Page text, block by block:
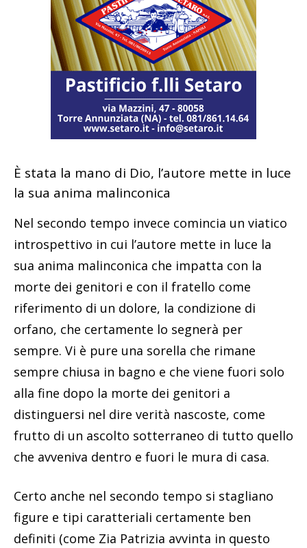
È stata la mano di Dio, l’autore mette in luce
la sua anima malinconica
Nel secondo tempo invece comincia un viatico
introspettivo in cui l’autore mette in luce la
sua anima malinconica che impatta con la
morte dei genitori e con il fratello come
riferimento di un dolore, la condizione di
orfano, che certamente lo segnerà per
sempre. Vi è pure una sorella che rimane
sempre chiusa in bagno e che viene fuori solo
alla fine dopo la morte dei genitori a
distinguersi nel dire verità nascoste, come
frutto di un ascolto sotterraneo di tutto quello
che avveniva dentro e fuori le mura di casa.
Certo anche nel secondo tempo si stagliano
figure e tipi caratteriali certamente ben
definiti (come Zia Patrizia avvinta in questo